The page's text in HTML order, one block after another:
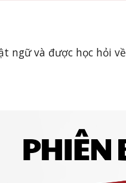
và được học hỏi